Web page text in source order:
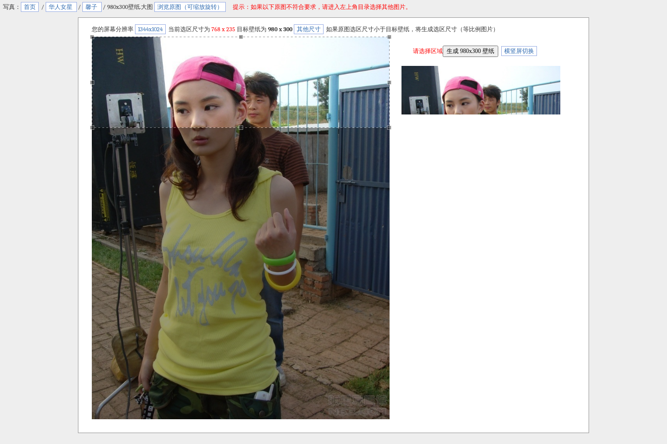
写真： 首页 / 华人女星 / 馨子 / 980x300壁纸.大图 浏览原图（可缩放旋转） 提示：如果以下原图不符合要求，请进入左上角目录选择其他图片。
您的屏幕分辨率 1344x1024 当前选区尺寸为 768 x 235 目标壁纸为 980 x 300 其他尺寸 如果原图选区尺寸小于目标壁纸，将生成选区尺寸（等比例图片）
请选择区域 横竖屏切换